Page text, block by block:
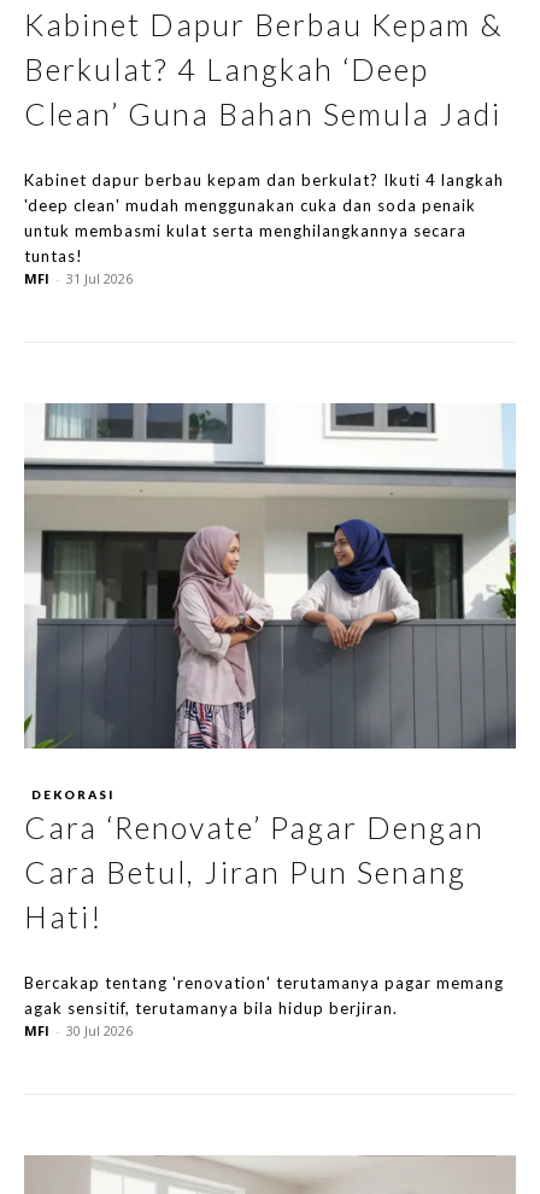
Kabinet Dapur Berbau Kepam &
Berkulat? 4 Langkah ‘Deep
Clean’ Guna Bahan Semula Jadi
Kabinet dapur berbau kepam dan berkulat? Ikuti 4 langkah
'deep clean' mudah menggunakan cuka dan soda penaik
untuk membasmi kulat serta menghilangkannya secara
tuntas!
MFI - 31 Jul 2026
DEKORASI
Cara ‘Renovate’ Pagar Dengan
Cara Betul, Jiran Pun Senang
Hati!
Bercakap tentang 'renovation' terutamanya pagar memang
agak sensitif, terutamanya bila hidup berjiran.
MFI - 30 Jul 2026